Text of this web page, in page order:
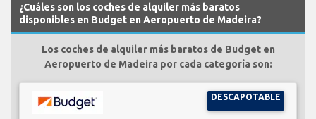
¿Cuáles son los coches de alquiler más baratos
disponibles en Budget en Aeropuerto de Madeira?
Los coches de alquiler más baratos de Budget en
Aeropuerto de Madeira por cada categoría son:
DESCAPOTABLE